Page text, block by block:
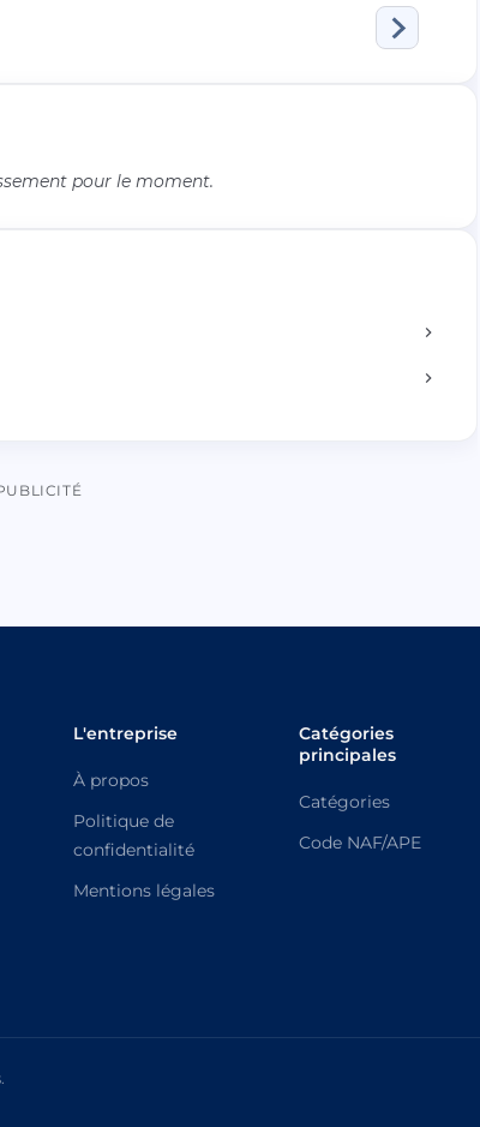
pour le moment.
L'entreprise
À propos
Politique de
confidentialité
Mentions légales
Catégories
principales
Catégories
Code NAF/APE